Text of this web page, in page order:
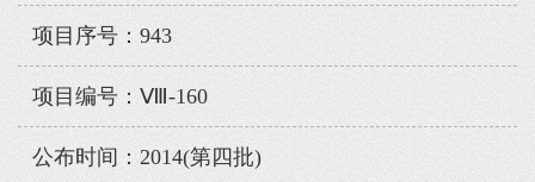
项目序号：943
项目编号：Ⅷ-160
公布时间：2014(第四批)